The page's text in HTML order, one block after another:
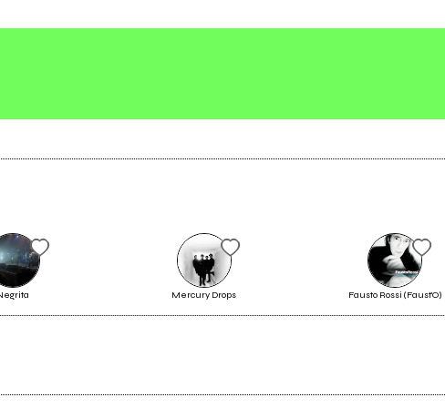
Mixtape
Invia messaggio
Mercury Drops Fausto Rossi (Faust'O)